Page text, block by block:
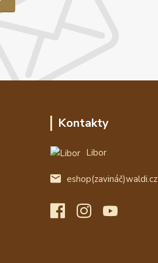
Kontakty
Libor
eshop(zavináč)waldi.cz